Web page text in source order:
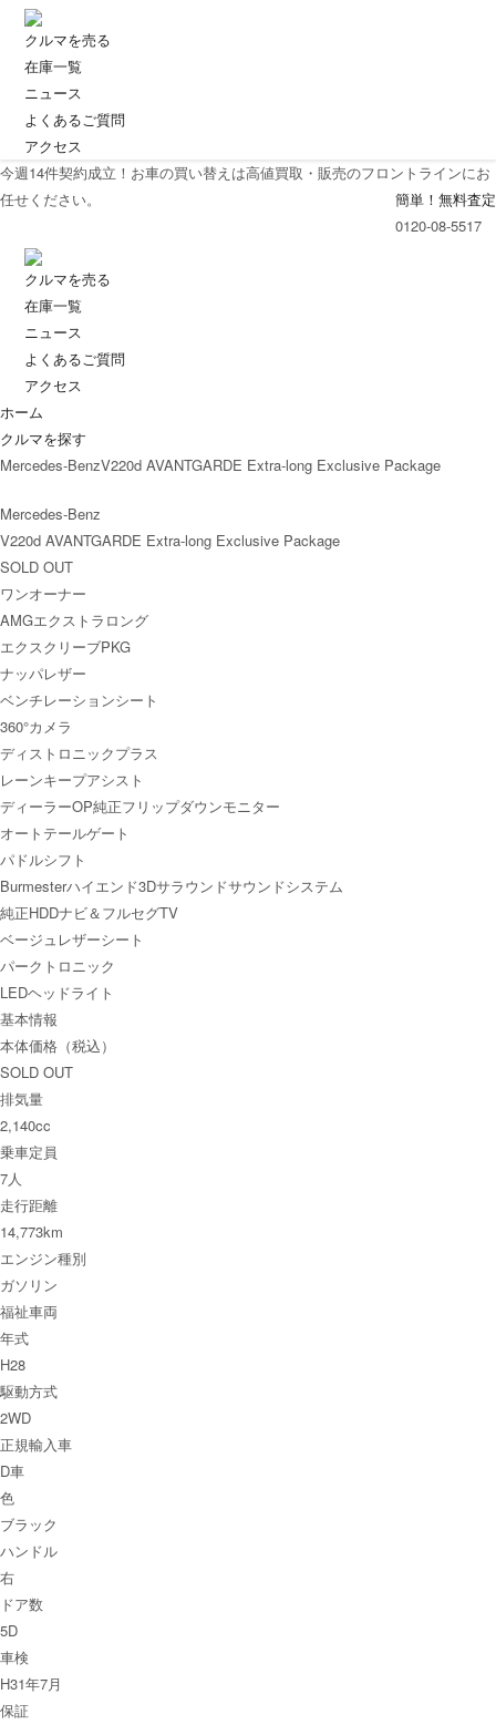
クルマを売る
在庫一覧
ニュース
よくあるご質問
アクセス
今週14件契約成立！お車の買い替えは高値買取・販売のフロントラインにお
任せください。
簡単！無料査定
0120-08-5517
クルマを売る
在庫一覧
ニュース
よくあるご質問
アクセス
ホーム
クルマを探す
Mercedes-BenzV220d AVANTGARDE Extra-long Exclusive Package
Mercedes-Benz
V220d AVANTGARDE Extra-long Exclusive Package
SOLD OUT
ワンオーナー
AMGエクストラロング
エクスクリーブPKG
ナッパレザー
ベンチレーションシート
360°カメラ
ディストロニックプラス
レーンキープアシスト
ディーラーOP純正フリップダウンモニター
オートテールゲート
パドルシフト
Burmesterハイエンド3Dサラウンドサウンドシステム
純正HDDナビ＆フルセグTV
ベージュレザーシート
パークトロニック
LEDヘッドライト
基本情報
本体価格（税込）
SOLD OUT
排気量
2,140cc
乗車定員
7人
走行距離
14,773km
エンジン種別
ガソリン
福祉車両
年式
H28
駆動方式
2WD
正規輸入車
D車
色
ブラック
ハンドル
右
ドア数
5D
車検
H31年7月
保証